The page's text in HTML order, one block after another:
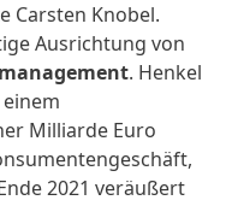
Carsten Knobel.
Ausrichtung von
. Henkel
Milliarde Euro
2021 veräußert